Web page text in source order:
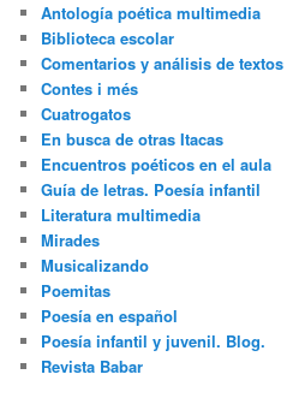
Antología poética multimedia
Biblioteca escolar
Comentarios y análisis de textos
Contes i més
Cuatrogatos
En busca de otras Itacas
Encuentros poéticos en el aula
Guía de letras. Poesía infantil
Literatura multimedia
Mirades
Musicalizando
Poemitas
Poesía en español
Poesía infantil y juvenil. Blog.
Revista Babar